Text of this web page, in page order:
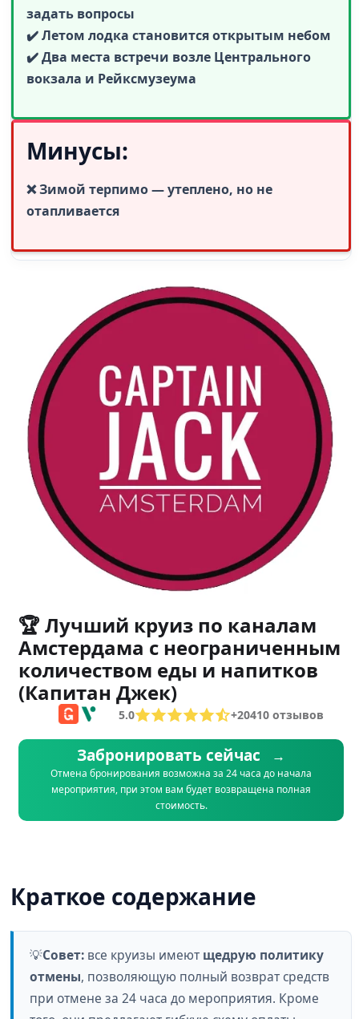
задать вопросы
✔️ Летом лодка становится открытым небом
✔️ Два места встречи возле Центрального
вокзала и Рейксмузеума
Минусы:
❌ Зимой терпимо — утеплено, но не
отапливается
🏆 Лучший круиз по каналам
Амстердама с неограниченным
количеством еды и напитков
(Капитан Джек)
5.0 +20410 отзывов
Забронировать сейчас →
Отмена бронирования возможна за 24 часа до начала
мероприятия, при этом вам будет возвращена полная
стоимость.
Краткое содержание
💡Совет: все круизы имеют щедрую политику
отмены, позволяющую полный возврат средств
при отмене за 24 часа до мероприятия. Кроме